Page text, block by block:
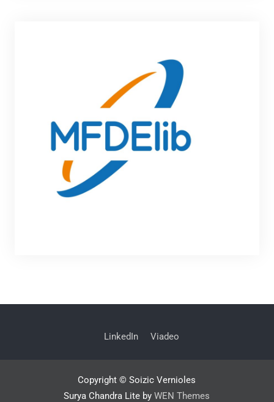
LinkedIn Viadeo
Copyright © Soizic Vernioles
Surya Chandra Lite byWEN Themes